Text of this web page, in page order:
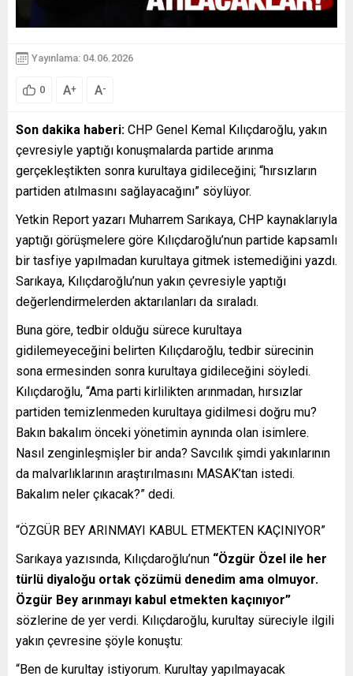
Yayınlama: 04.06.2026
0 A+ A-
Son dakika haberi: CHP Genel Kemal Kılıçdaroğlu, yakın
çevresiyle yaptığı konuşmalarda partide arınma
gerçekleştikten sonra kurultaya gidileceğini; “hırsızların
partiden atılmasını sağlayacağını” söylüyor.
Yetkin Report yazarı Muharrem Sarıkaya, CHP kaynaklarıyla
yaptığı görüşmelere göre Kılıçdaroğlu’nun partide kapsamlı
bir tasfiye yapılmadan kurultaya gitmek istemediğini yazdı.
Sarıkaya, Kılıçdaroğlu’nun yakın çevresiyle yaptığı
değerlendirmelerden aktarılanları da sıraladı.
Buna göre, tedbir olduğu sürece kurultaya
gidilemeyeceğini belirten Kılıçdaroğlu, tedbir sürecinin
sona ermesinden sonra kurultaya gidileceğini söyledi.
Kılıçdaroğlu, “Ama parti kirlilikten arınmadan, hırsızlar
partiden temizlenmeden kurultaya gidilmesi doğru mu?
Bakın bakalım önceki yönetimin aynında olan isimlere.
Nasıl zenginleşmişler bir anda? Savcılık şimdi yakınlarının
da malvarlıklarının araştırılmasını MASAK’tan istedi.
Bakalım neler çıkacak?” dedi.
“ÖZGÜR BEY ARINMAYI KABUL ETMEKTEN KAÇINIYOR”
Sarıkaya yazısında, Kılıçdaroğlu’nun “Özgür Özel ile her
türlü diyaloğu ortak çözümü denedim ama olmuyor.
Özgür Bey arınmayı kabul etmekten kaçınıyor”
sözlerine de yer verdi. Kılıçdaroğlu, kurultay süreciyle ilgili
yakın çevresine şöyle konuştu:
“Ben de kurultay istiyorum. Kurultay yapılmayacak